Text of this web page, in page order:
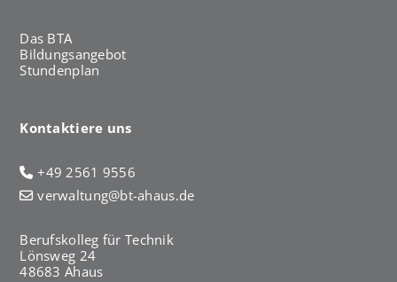
Das BTA
Bildungsangebot
Stundenplan
Kontaktiere uns
+49 2561 9556
verwaltung@bt-ahaus.de
Berufskolleg für Technik
Lönsweg 24
48683 Ahaus